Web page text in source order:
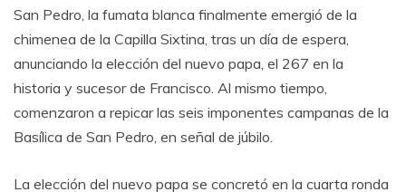
San Pedro, la fumata blanca finalmente emergió de la
chimenea de la Capilla Sixtina, tras un día de espera,
anunciando la elección del nuevo papa, el 267 en la
historia y sucesor de Francisco. Al mismo tiempo,
comenzaron a repicar las seis imponentes campanas de la
Basílica de San Pedro, en señal de júbilo.
La elección del nuevo papa se concretó en la cuarta ronda